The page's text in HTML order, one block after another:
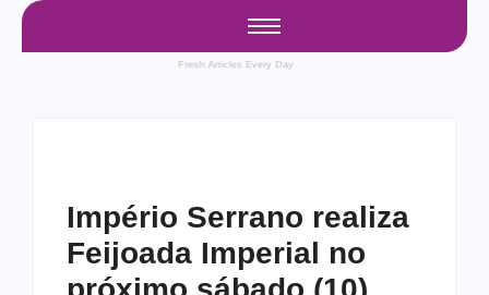
Fresh Articles Every Day
Império Serrano realiza
Feijoada Imperial no